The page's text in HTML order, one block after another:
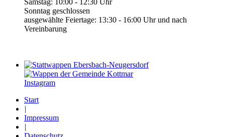
Samstag: 10:00 - 12:30 Uhr
Sonntag geschlossen
ausgewählte Feiertage: 13:30 - 16:00 Uhr und nach
Vereinbarung
Instagram
Start
|
Impressum
|